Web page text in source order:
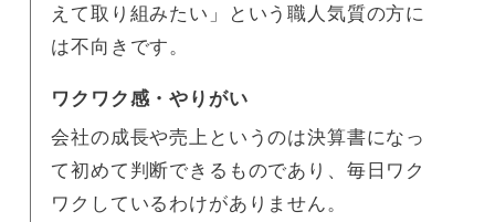
えて取り組みたい」という職人気質の方に
は不向きです。
ワクワク感・やりがい
会社の成長や売上というのは決算書になっ
て初めて判断できるものであり、毎日ワク
ワクしているわけがありません。